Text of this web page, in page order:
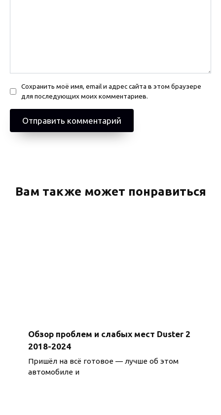
Сохранить моё имя, email и адрес сайта в этом браузере
для последующих моих комментариев.
Вам также может понравиться
Обзор проблем и слабых мест Duster 2
2018-2024
Пришёл на всё готовое — лучше об этом
автомобиле и